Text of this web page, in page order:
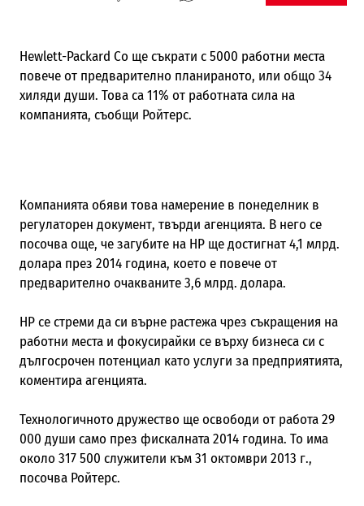
Hewlett-Packard Co ще съкрати с 5000 работни места
повече от предварително планираното, или общо 34
хиляди души. Това са 11% от работната сила на
компанията, съобщи Ройтерс.
Компанията обяви това намерение в понеделник в
регулаторен документ, твърди агенцията. В него се
посочва още, че загубите на НР ще достигнат 4,1 млрд.
долара през 2014 година, което е повече от
предварително очакваните 3,6 млрд. долара.
HP се стреми да си върне растежа чрез съкращения на
работни места и фокусирайки се върху бизнеса си с
дългосрочен потенциал като услуги за предприятията,
коментира агенцията.
Технологичното дружество ще освободи от работа 29
000 души само през фискалната 2014 година. То има
около 317 500 служители към 31 октомври 2013 г.,
посочва Ройтерс.